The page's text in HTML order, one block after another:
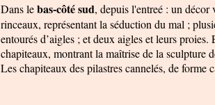
Dans lebas-côté sud, depuis l'entreé : un
rinceaux, représentant la séduction du mal ;
entourés d’aigles ; et deux aigles et leurs proies.
chapiteaux, montrant la maîtrise de la sculpture
Les chapiteaux des pilastres cannelés, de forme